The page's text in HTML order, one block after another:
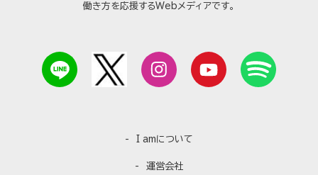
働き方を応援するWebメディアです。
I amについて
運営会社